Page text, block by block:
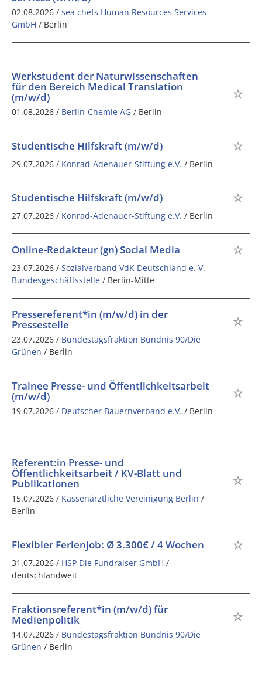
02.08.2026 / sea chefs Human Resources Services
GmbH / Berlin
Werkstudent der Naturwissenschaften
für den Bereich Medical Translation
(m/w/d)
01.08.2026 / Berlin-Chemie AG / Berlin
Studentische Hilfskraft (m/w/d)
29.07.2026 / Konrad-Adenauer-Stiftung e.V. / Berlin
Studentische Hilfskraft (m/w/d)
27.07.2026 / Konrad-Adenauer-Stiftung e.V. / Berlin
Online-Redakteur (gn) Social Media
23.07.2026 / Sozialverband VdK Deutschland e. V.
Bundesgeschäftsstelle / Berlin-Mitte
Pressereferent*in (m/w/d) in der
Pressestelle
23.07.2026 / Bundestagsfraktion Bündnis 90/Die
Grünen / Berlin
Trainee Presse- und Öffentlichkeitsarbeit
(m/w/d)
19.07.2026 / Deutscher Bauernverband e.V. / Berlin
Referent:in Presse- und
Öffentlichkeitsarbeit / KV-Blatt und
Publikationen
15.07.2026 / Kassenärztliche Vereinigung Berlin /
Berlin
Flexibler Ferienjob: Ø 3.300€ / 4 Wochen
31.07.2026 / HSP Die Fundraiser GmbH /
deutschlandweit
Fraktionsreferent*in (m/w/d) für
Medienpolitik
14.07.2026 / Bundestagsfraktion Bündnis 90/Die
Grünen / Berlin